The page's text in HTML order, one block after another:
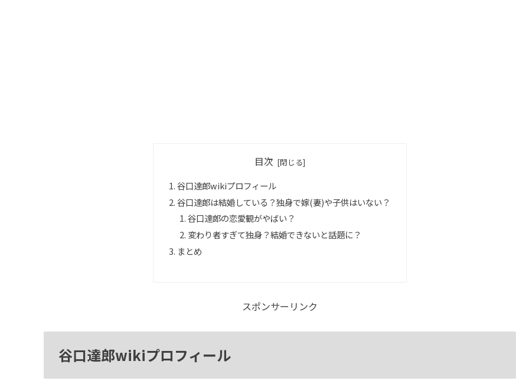
目次
谷口達郎wikiプロフィール
谷口達郎は結婚している？独身で嫁(妻)や子供はいない？
谷口達郎の恋愛観がやばい？
変わり者すぎて独身？結婚できないと話題に？
まとめ
スポンサーリンク
谷口達郎wikiプロフィール